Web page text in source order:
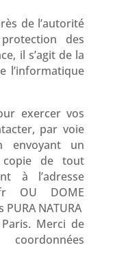
de l’autorité
des
il s’agit de la
l’informatique
exercer vos
par voie
envoyant un
copie de tout
à l’adresse
OU DOME
PURA NATURA
Merci de